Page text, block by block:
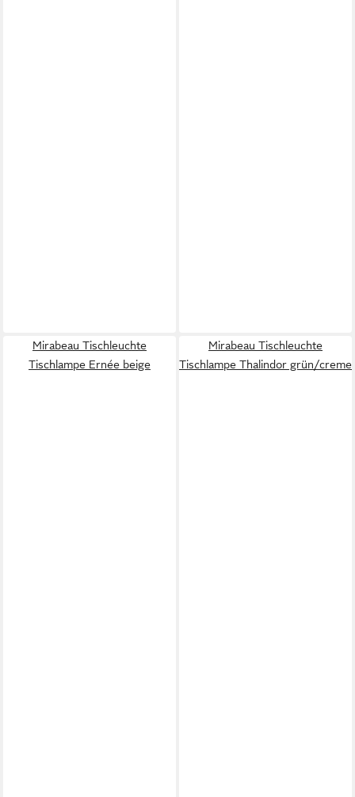
Mirabeau Tischleuchte
Tischlampe Ernée beige
Mirabeau Tischleuchte
Tischlampe Thalindor grün/creme